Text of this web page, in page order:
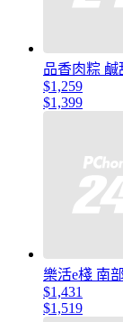
品香肉粽
$1,259
$1,399
樂活e棧 南
$1,431
$1,519